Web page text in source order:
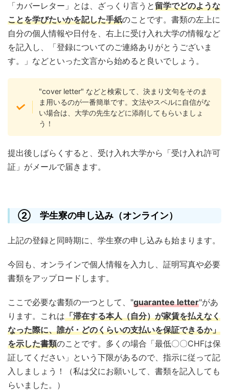
「カバーレター」とは、ざっくり言うと留学でどのような
ことを学びたいかを記した手紙のことです。書類の左上に
自分の個人情報や日付を、右上に受け入れ大学の情報など
を記入し、「登録についてのご連絡ありがとうございま
す。」などといった文言から始めると良いでしょう。
"cover letter" などと検索して、決まり文句をそのま
ま用いるのが一番簡単です。文法やスペルに自信がな
い場合は、大学の先生などに添削してもらいましょ
う！
提出後しばらくすると、受け入れ大学から「受け入れ許可
証」がメールで届きます。
② 学生寮の申し込み（オンライン）
上記の登録と同時期に、学生寮の申し込みも始まります。
今回も、オンラインで個人情報を入力し、証明写真や必要
書類をアップロードします。
ここで必要な書類の一つとして、"guarantee letter"があ
ります。これは「滞在する本人（自分）が家賃を払えなく
なった際に、誰が・どのくらいの支払いを保証できるか」
を示した書類のことです。多くの場合「最低〇〇CHFは保
証してください」という下限があるので、指示に従って記
入しましょう！（私は父にお願いして、書類を記入しても
らいました。）